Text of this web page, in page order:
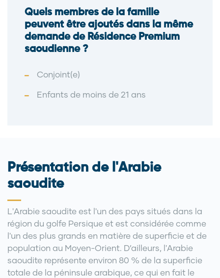
Quels membres de la famille
peuvent être ajoutés dans la même
demande de Résidence Premium
saoudienne ?
Conjoint(e)
Enfants de moins de 21 ans
Présentation de l'Arabie
saoudite
L'Arabie saoudite est l'un des pays situés dans la
région du golfe Persique et est considérée comme
l'un des plus grands en matière de superficie et de
population au Moyen-Orient. D’ailleurs, l'Arabie
saoudite représente environ 80 % de la superficie
totale de la péninsule arabique, ce qui en fait le